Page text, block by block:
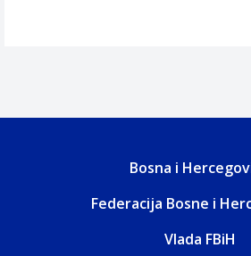
Bosna i
Federacija Bosne i
Vlada FBiH